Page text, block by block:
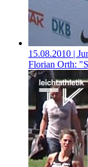
15.08.2010 |
Florian Orth: